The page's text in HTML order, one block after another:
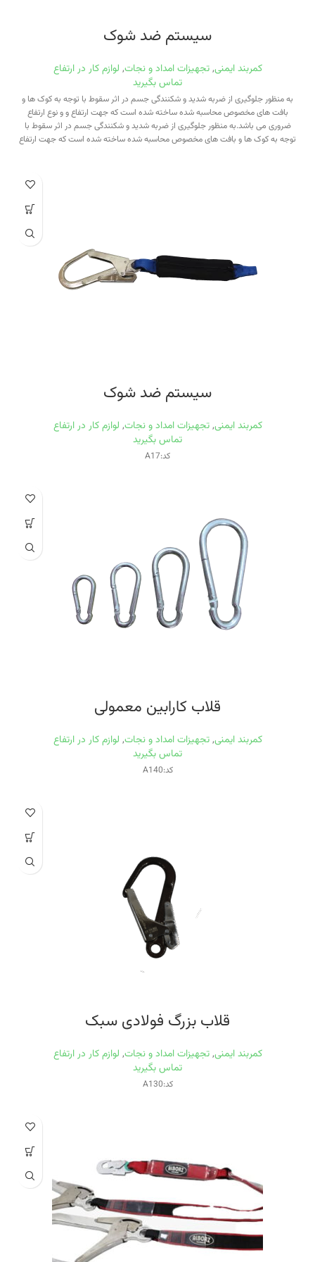
سیستم ضد شوک
کمربند ایمنی, تجهیزات امداد و نجات, لوازم کار در ارتفاع
تماس بگیرید
به منظور جلوگیری از ضربه شدید و شکنندگی جسم در اثر سقوط با توجه به کوک ها و
بافت های مخصوص محاسبه شده ساخته شده است که جهت ارتفاع و و نوع ارتفاع
ضروری می باشد.به منظور جلوگیری از ضربه شدید و شکنندگی جسم در اثر سقوط با
توجه به کوک ها و بافت های مخصوص محاسبه شده ساخته شده است که جهت ارتفاع
این نوع سیستم همواره ارتفاع محاسبه شود. ارتفاع ایمن جهت استفاده از سیستم
ضدشوک :طول خلاصی بند (طنابی یا تسمه ای)+بازشدگی نهایی سیستم ضدشوک ۱۰۰
سیستم ضد شوک
کمربند ایمنی, تجهیزات امداد و نجات, لوازم کار در ارتفاع
تماس بگیرید
کد:A17
قلاب کارابین معمولی
کمربند ایمنی, تجهیزات امداد و نجات, لوازم کار در ارتفاع
تماس بگیرید
کد:A140
قلاب بزرگ فولادی سبک
کمربند ایمنی, تجهیزات امداد و نجات, لوازم کار در ارتفاع
تماس بگیرید
کد:A130